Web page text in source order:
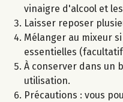
vinaigre d'alcool et
Laisser reposer
Mélanger au mixeur
essentielles
À conserver dans un
utilisation.
Précautions : vous